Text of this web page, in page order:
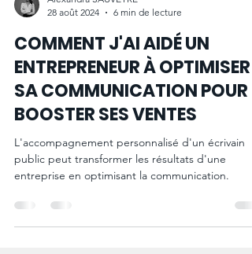
28 août 2024
6 min de lecture
COMMENT J'AI AIDÉ UN
ENTREPRENEUR À OPTIMISER
SA COMMUNICATION POUR
BOOSTER SES VENTES
L'accompagnement personnalisé d'un écrivain
entreprise en optimisant la communication.